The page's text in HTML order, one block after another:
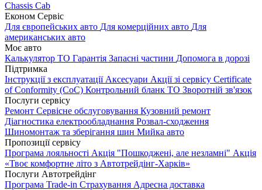
Chassis Cab
Економ Сервіс
Для європейських авто Для комерційних авто Для
американських авто
Моє авто
Калькулятор ТО Гарантія Запасні частини Допомога в дорозі
Підтримка
Інструкції з експлуатації Аксесуари Акції зі сервісу Certificate
of Conformity (CoC) Контрольний бланк ТО Зворотній зв'язок
Послуги сервісу
Ремонт Сервісне обслуговування Кузовний ремонт
Діагностика електрообладнання Розвал-сходження
Шиномонтаж та зберігання шин Мийка авто
Пропозиції сервісу
Програма лояльності Акція "Пошкоджені, але незламні" Акція
«Твоє комфортне літо з Автотрейдінг-Харків»
Послуги Автотрейдінг
Програма Trade-in Страхування Адресна доставка